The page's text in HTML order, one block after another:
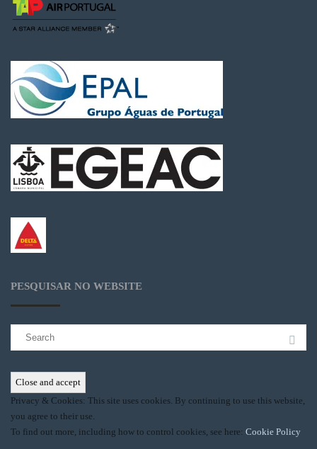
PESQUISAR NO WEBSITE
Privacy & Cookies: This site uses cookies. By continuing to use this website,
you agree to their use.
To find out more, including how to control cookies, see here: Cookie Policy